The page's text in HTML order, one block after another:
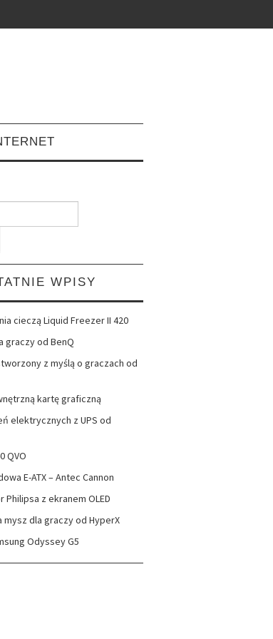
WPISY
cieczą Liquid Freezer II 420
graczy od BenQ
z myślą o graczach od
kartę graficzną
elektrycznych z UPS od
QVO
E-ATX – Antec Cannon
z ekranem OLED
dla graczy od HyperX
Odyssey G5